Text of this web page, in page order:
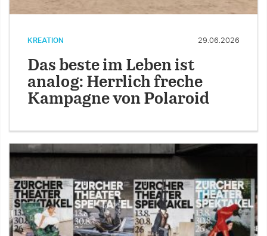
KREATION 29.06.2026
Das beste im Leben ist
analog: Herrlich freche
Kampagne von Polaroid